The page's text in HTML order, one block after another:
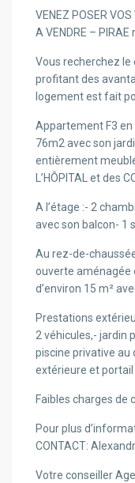
VENEZ POSER VOS
A VENDRE –
Vous recherchez le
profitant des
logement est fait
Appartement F3 en
76m2 avec son
entièrement
L’HÔPITAL et des
A l’étage :- 2
avec son balcon- 1
Au rez-de-
ouverte aménagée
d’environ 15 m²
Prestations
2 véhicules,- jardin
piscine privative au
extérieure et
Faibles charges de
Pour plus
CONTACT:
Votre conseiller